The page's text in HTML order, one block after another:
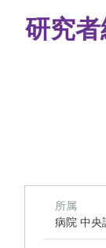
研究
所属
病院 中央